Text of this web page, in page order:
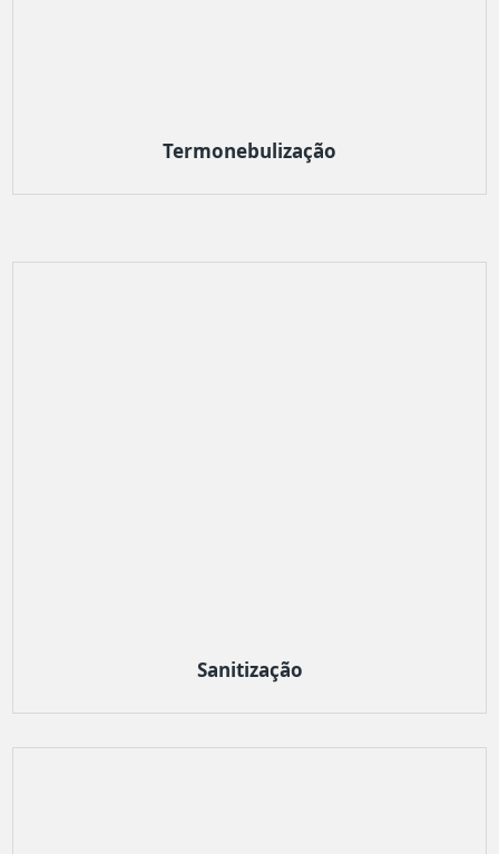
Termonebulização
Sanitização